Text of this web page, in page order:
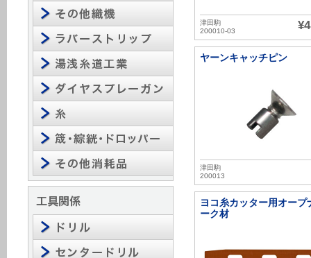
津田駒
200010-03
ヤーンキャッチピン
津田駒
200013
ヨコ糸カッター用オープ
ーク材